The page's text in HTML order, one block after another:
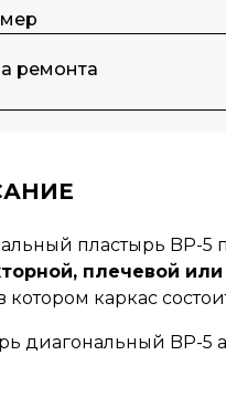
ремонта
пластырь BP-5
плечевой
котором каркас
диагональный BP-5